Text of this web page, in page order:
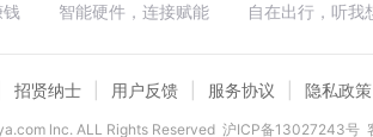
智能硬件，连接赋能
自在出行，听我
招贤纳士 用户反馈 服务协议 隐私政策
lnc. ALL Rights Reserved 沪ICP备13027243号